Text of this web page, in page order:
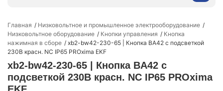
Главная
Низковольтное и промышленное электрооборудование
Низковольтное оборудование
Кнопки управления
Кнопка
нажимная в сборе
xb2-bw42-230-65 | Кнопка BA42 с подсветкой
230В красн. NC IP65 PROxima EKF
xb2-bw42-230-65 | Кнопка BA42 с
подсветкой 230В красн. NC IP65 PROxima
EKF